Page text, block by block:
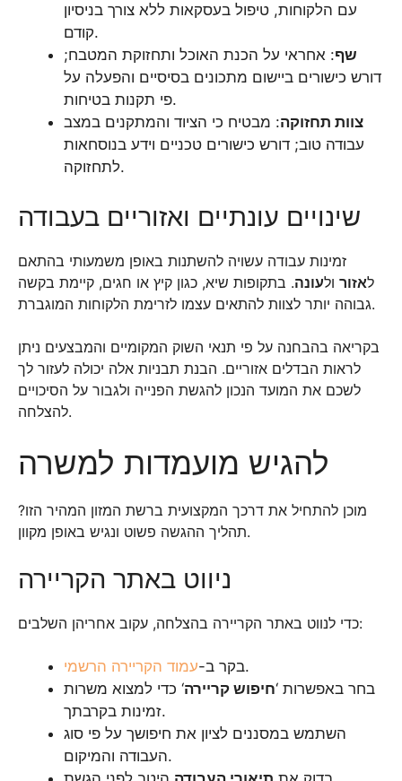
עם הלקוחות, טיפול בעסקאות ללא צורך בניסיון
קודם.
שף: אחראי על הכנת האוכל ותחזוקת המטבח;
דורש כישורים ביישום מתכונים בסיסיים והפעלה על
פי תקנות בטיחות.
צוות תחזוקה: מבטיח כי הציוד והמתקנים במצב
עבודה טוב; דורש כישורים טכניים וידע בנוסחאות
לתחזוקה.
שינויים עונתיים ואזוריים בעבודה
זמינות עבודה עשויה להשתנות באופן משמעותי בהתאם
לאזור ולעונה. בתקופות שיא, כגון קיץ או חגים, קיימת בקשה
גבוהה יותר לצוות להתאים עצמו לזרימת הלקוחות המוגברת.
בקריאה בהבחנה על פי תנאי השוק המקומיים והמבצעים ניתן
לראות הבדלים אזוריים. הבנת תבניות אלה יכולה לעזור לך
לשכם את המועד הנכון להגשת הפנייה ולגבור על הסיכויים
להצלחה.
להגיש מועמדות למשרה
מוכן להתחיל את דרכך המקצועית ברשת המזון המהיר הזו?
תהליך ההגשה פשוט ונגיש באופן מקוון.
ניווט באתר הקריירה
כדי לנווט באתר הקריירה בהצלחה, עקוב אחריהן השלבים:
בקר ב-עמוד הקריירה הרשמי
.
בחר באפשרות ‘חיפוש קריירה‘ כדי למצוא משרות
זמינות בקרבתך.
השתמש במסננים לציון את חיפושך על פי סוג
העבודה והמיקום.